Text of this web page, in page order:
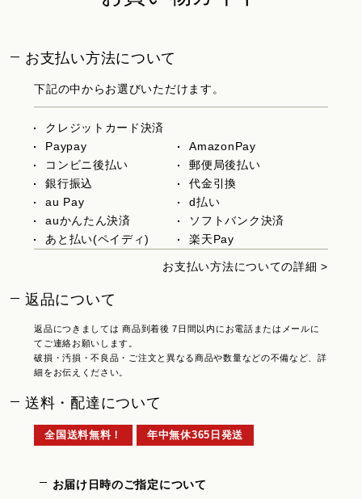
お支払い方法について
下記の中からお選びいただけます。
クレジットカード決済
Paypay
AmazonPay
コンビニ後払い
郵便局後払い
銀行振込
代金引換
au Pay
d払い
auかんたん決済
ソフトバンク決済
あと払い(ペイディ)
楽天Pay
お支払い方法についての詳細 >
返品について
返品につきましては 商品到着後 7日間以内にお電話またはメールに
てご連絡お願いします。
破損・汚損・不良品・ご注文と異なる商品や数量などの不備など、詳
細をお伝えください。
送料・配達について
全国送料無料！ 年中無休365日発送
お届け日時のご指定について